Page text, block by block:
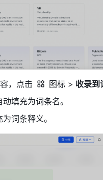
，点击 图标 > 收录到
填充为词条名。
词条释义。